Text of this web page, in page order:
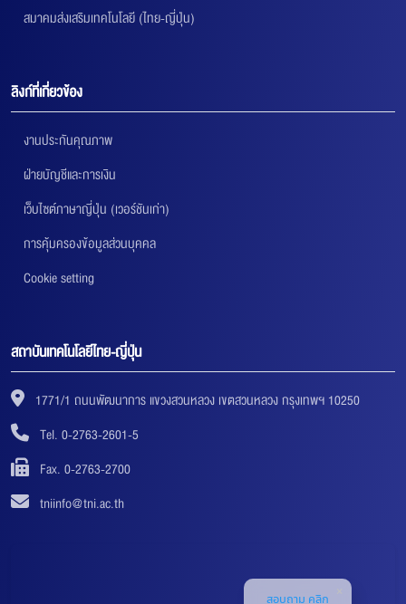
สมาคมส่งเสริมเทคโนโลยี (ไทย-ญี่ปุ่น)
ลิงก์ที่เกี่ยวข้อง
งานประกันคุณภาพ
ฝ่ายบัญชีและการเงิน
เว็บไซต์ภาษาญี่ปุ่น (เวอร์ชันเก่า)
การคุ้มครองข้อมูลส่วนบุคคล
Cookie setting
สถาบันเทคโนโลยีไทย-ญี่ปุ่น
1771/1 ถนนพัฒนาการ แขวงสวนหลวง เขตสวนหลวง กรุงเทพฯ 10250
Tel. 0-2763-2601-5
Fax. 0-2763-2700
tniinfo@tni.ac.th
สอบถาม คลิก